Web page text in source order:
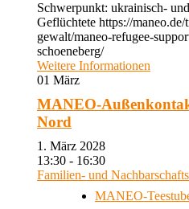
Schwerpunkt: ukrainisch-
Geflüchtete https://
gewalt/maneo-refugee-
schoeneberg/
Weitere Informationen
01 März
MANEO-
Nord
1. März 2028
13:30 - 16:30
Familien- und
MANEO-